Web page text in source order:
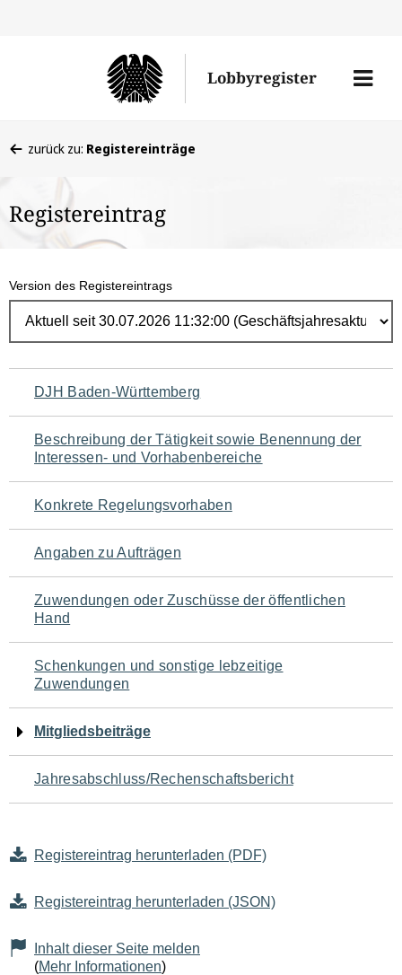
Lobbyregister
Menü
befinden
hier:
zurück zu: Registereinträge
Registereintrag
Version des Registereintrags
Navigation
für
den
Seiteninhalt
DJH Baden-Württemberg
Beschreibung der Tätigkeit sowie Benennung der
Interessen- und Vorhabenbereiche
Konkrete Regelungsvorhaben
Angaben zu Aufträgen
Zuwendungen oder Zuschüsse der öffentlichen
Hand
Schenkungen und sonstige lebzeitige
Zuwendungen
Mitgliedsbeiträge
Jahresabschluss/Rechenschaftsbericht
Registereintrag herunterladen (PDF)
Registereintrag herunterladen (JSON)
Inhalt dieser Seite melden
(Mehr Informationen)